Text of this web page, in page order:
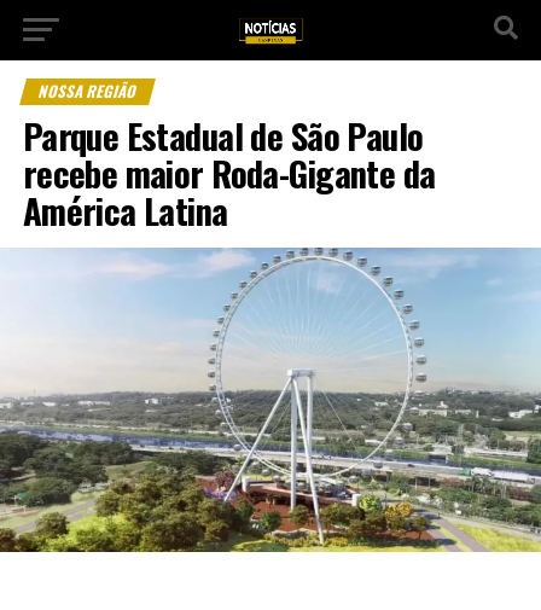
NOSSA REGIÃO
Parque Estadual de São Paulo
recebe maior Roda-Gigante da
América Latina